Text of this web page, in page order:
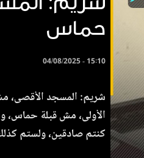
حماس
04/08/2025 - 15:10
شريم: المسجد الأقصى،
الأولى، مش قبلة حماس،
كنتم صادقين، ولستم